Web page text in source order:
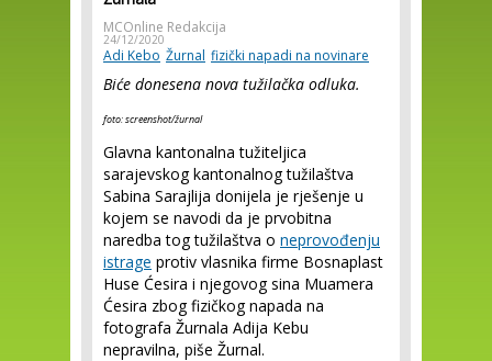
MCOnline Redakcija
24/12/2020
Adi Kebo Žurnal fizički napadi na novinare
Biće donesena nova tužilačka odluka.
foto: screenshot/žurnal
Glavna kantonalna tužiteljica
sarajevskog kantonalnog tužilaštva
Sabina Sarajlija donijela je rješenje u
kojem se navodi da je prvobitna
naredba tog tužilaštva o neprovođenju
istrage protiv vlasnika firme Bosnaplast
Huse Ćesira i njegovog sina Muamera
Ćesira zbog fizičkog napada na
fotografa Žurnala Adija Kebu
nepravilna, piše Žurnal.